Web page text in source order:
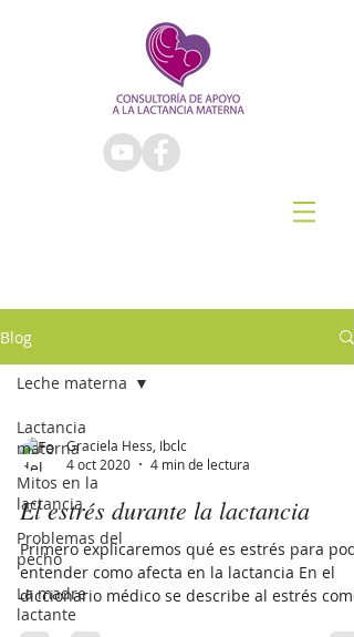
Blog
Lactancia
materna
Mitos en la
lactancia
Problemas del
pecho
La madre
lactante
Leche materna
Graciela Hess, Ibclc
4 oct 2020
4 min de lectura
El estrés durante la lactancia
Primero explicaremos qué es estrés para
entender como afecta en la lactancia En el
diccionario médico se describe al estrés como
un...